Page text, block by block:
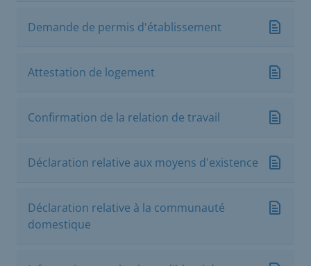
Demande de permis d'établissement
Attestation de logement
Confirmation de la relation de travail
Déclaration relative aux moyens d'existence
Déclaration relative à la communauté
domestique